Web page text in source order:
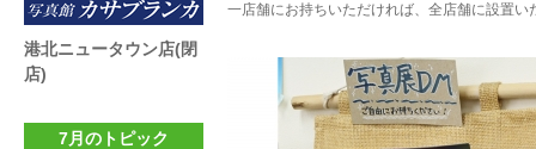
一店舗にお持ちいただければ、全店舗に設置
港北ニュータウン店(閉
店)
7月のトピック